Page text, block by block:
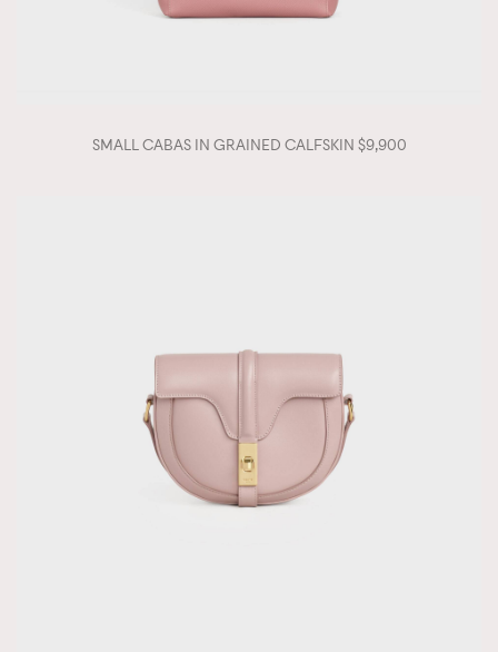
SMALL CABAS IN GRAINED CALFSKIN $9,900